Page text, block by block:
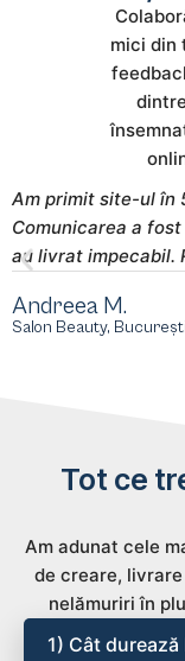
mici din
Am primit site-ul în
Comunicarea a
au livrat impecabil.
Andreea M.
Salon Beauty, București
Tot ce
Am adunat cele
de creare,
nelămuriri în
1) Cât